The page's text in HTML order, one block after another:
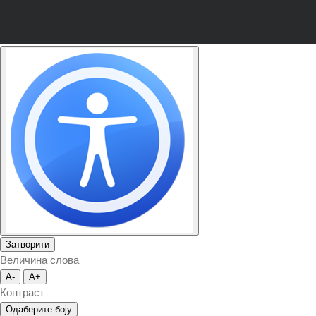
Затворити
Величина слова
A- A+
Контраст
Одаберите боју